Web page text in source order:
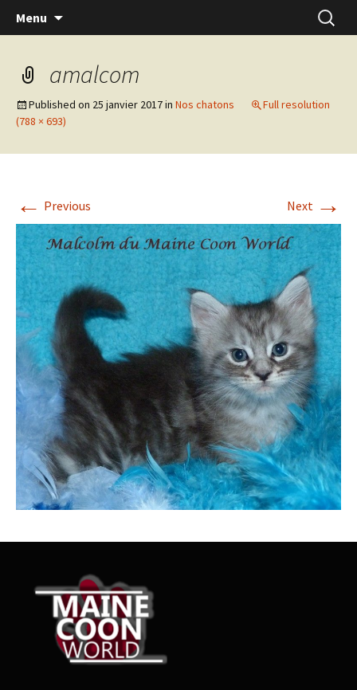
Menu
amalcom
Published on 25 janvier 2017in Nos chatons
Full resolution
(788 × 693)
← Previous Next →